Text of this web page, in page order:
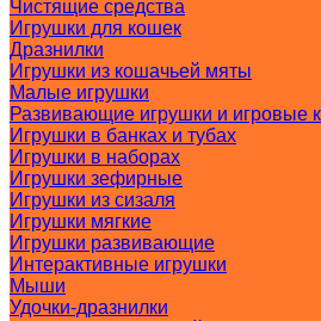
Чистящие средства
Игрушки для кошек
Дразнилки
Игрушки из кошачьей мяты
Малые игрушки
Развивающие игрушки и игровые
Игрушки в банках и тубах
Игрушки в наборах
Игрушки зефирные
Игрушки из сизаля
Игрушки мягкие
Игрушки развивающие
Интерактивные игрушки
Мыши
Удочки-дразнилки